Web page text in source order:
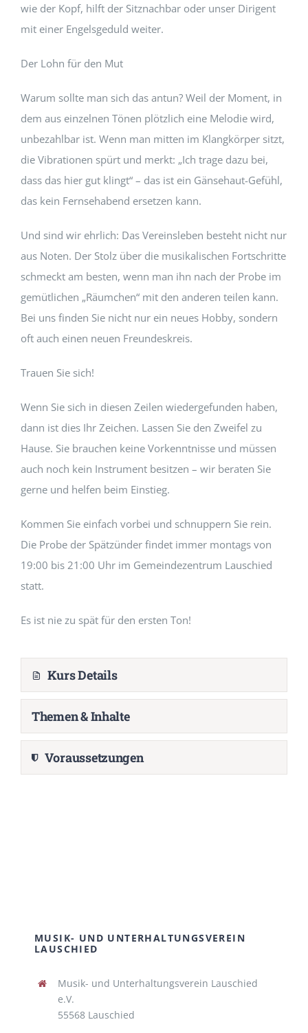
wie der Kopf, hilft der Sitznachbar oder unser Dirigent
mit einer Engelsgeduld weiter.
Der Lohn für den Mut
Warum sollte man sich das antun? Weil der Moment, in
dem aus einzelnen Tönen plötzlich eine Melodie wird,
unbezahlbar ist. Wenn man mitten im Klangkörper sitzt,
die Vibrationen spürt und merkt: „Ich trage dazu bei,
dass das hier gut klingt“ – das ist ein Gänsehaut-Gefühl,
das kein Fernsehabend ersetzen kann.
Und sind wir ehrlich: Das Vereinsleben besteht nicht nur
aus Noten. Der Stolz über die musikalischen Fortschritte
schmeckt am besten, wenn man ihn nach der Probe im
gemütlichen „Räumchen“ mit den anderen teilen kann.
Bei uns finden Sie nicht nur ein neues Hobby, sondern
oft auch einen neuen Freundeskreis.
Trauen Sie sich!
Wenn Sie sich in diesen Zeilen wiedergefunden haben,
dann ist dies Ihr Zeichen. Lassen Sie den Zweifel zu
Hause. Sie brauchen keine Vorkenntnisse und müssen
auch noch kein Instrument besitzen – wir beraten Sie
gerne und helfen beim Einstieg.
Kommen Sie einfach vorbei und schnuppern Sie rein.
Die Probe der Spätzünder findet immer montags von
19:00 bis 21:00 Uhr im Gemeindezentrum Lauschied
statt.
Es ist nie zu spät für den ersten Ton!
Kurs Details
Themen & Inhalte
Voraussetzungen
MUSIK- UND UNTERHALTUNGSVEREIN
LAUSCHIED
Musik- und Unterhaltungsverein Lauschied
e.V.
55568 Lauschied